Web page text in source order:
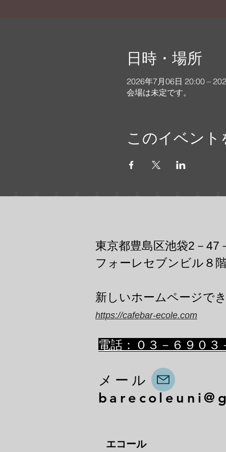
日時・場所
2026年7月06日 20:00 –
会場は未定です。
このイベント
東京都豊島区池袋2－47
フォーレセブンビル８
新しいホームページで
https://cafebar-ecole.com
電話：０３－６９０３
メール
エコール